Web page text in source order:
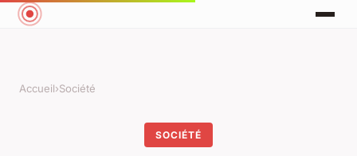
Accueil›Société
SOCIÉTÉ